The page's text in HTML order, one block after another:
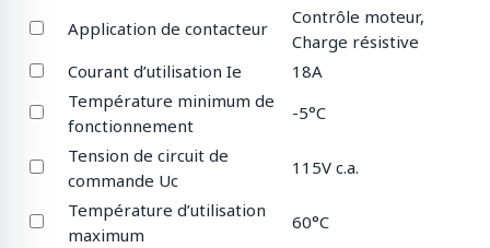
Application de contacteur
Contrôle moteur,
Charge résistive
Courant d’utilisation Ie
18A
Température minimum de
fonctionnement
-5°C
Tension de circuit de
commande Uc
115V c.a.
Température d’utilisation
maximum
60°C